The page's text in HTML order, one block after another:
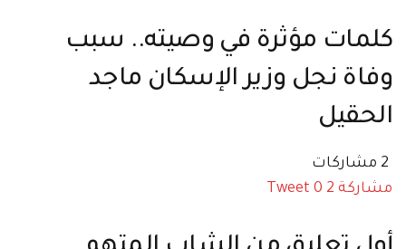
كلمات مؤثرة في وصيته.. سبب
وفاة نجل وزير الإسكان ماجد
الحقيل
مشاركة 2
Tweet 0